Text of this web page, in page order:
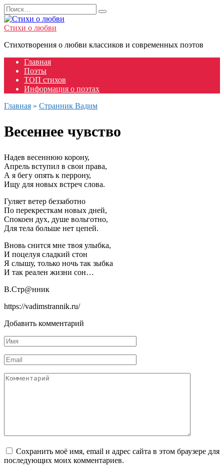
Перейти
к
содержанию
Search
for:
Стихи о любви
Стихотворения о любви классиков и современных поэтов
Главная
Поэты
ТОП стихов
Информация о поэтах
Главная » Странник Вадим
Весеннее чувство
Надев весеннюю корону,
Апрель вступил в свои права,
А я бегу опять к перрону,
Ищу для новых встреч слова.
Гуляет ветер беззаботно
По перекресткам новых дней,
Спокоен дух, душе вольготно,
Для тела больше нет цепей.
Вновь снится мне твоя улыбка,
И поцелуя сладкий стон
Я слышу, только ночь так зыбка
И так реален жизни сон…
В.Стр@нник
https://vadimstrannik.ru/
Добавить комментарий
Имя
Email
Комментарий
Сохранить моё имя, email и адрес сайта в этом браузере для
последующих моих комментариев.